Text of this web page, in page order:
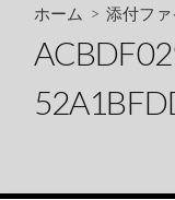
ホーム > 添付フ